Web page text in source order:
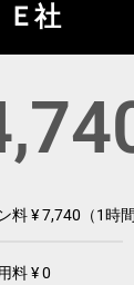
Ｅ社
料 ¥ 7,740（1時間
料 ¥ 0